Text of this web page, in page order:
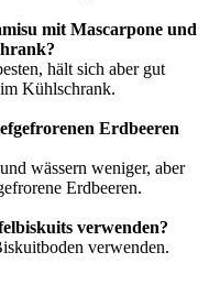
mit Mascarpone und
hält sich aber gut
Kühlschrank.
Erdbeeren
wässern weniger, aber
Erdbeeren.
verwenden?
verwenden.